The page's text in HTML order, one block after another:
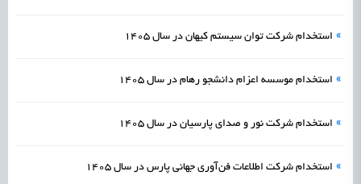
» استخدام شرکت توان سیستم کیهان در سال 1405
» استخدام موسسه اعزام دانشجو رهام در سال 1405
» استخدام شرکت نور و صدای پارسیان در سال 1405
» استخدام شرکت اطلاعات فن‌آوری جهانی پارس در سال 1405